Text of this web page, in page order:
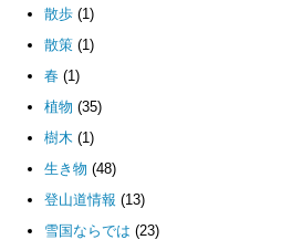
散歩 (1)
散策 (1)
春 (1)
植物 (35)
樹木 (1)
生き物 (48)
登山道情報 (13)
雪国ならでは (23)